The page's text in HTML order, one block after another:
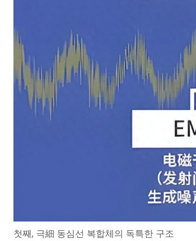
첫째, 극細 동심선 복합체의 독특한 구조